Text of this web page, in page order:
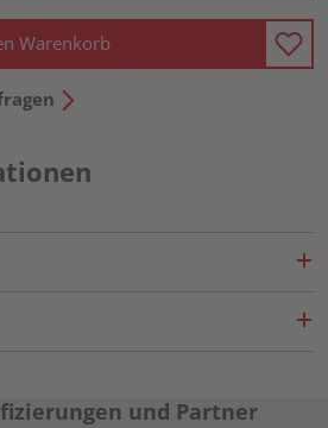
Warenkorb
und Partner